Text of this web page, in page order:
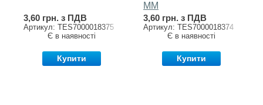
3,60 грн. з ПДВ
Артикул: TES7000018375
Є в наявності
Купити
MM
3,60 грн. з ПДВ
Артикул: TES7000018374
Є в наявності
Купити